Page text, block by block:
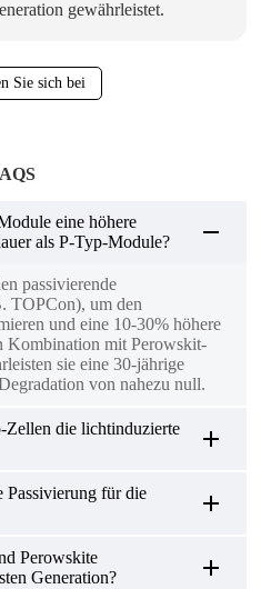
gewährleistet.
Sie sich bei
eine höhere
als P-Typ-Module?
passivierende
TOPCon), um den
und eine 10-30% höhere
Kombination mit Perowskit-
sie eine 30-jährige
von nahezu null.
die lichtinduzierte
Passivierung für die
Perowskite
Generation?